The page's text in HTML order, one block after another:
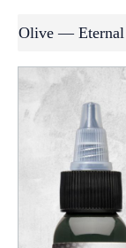
Olive — Eternal